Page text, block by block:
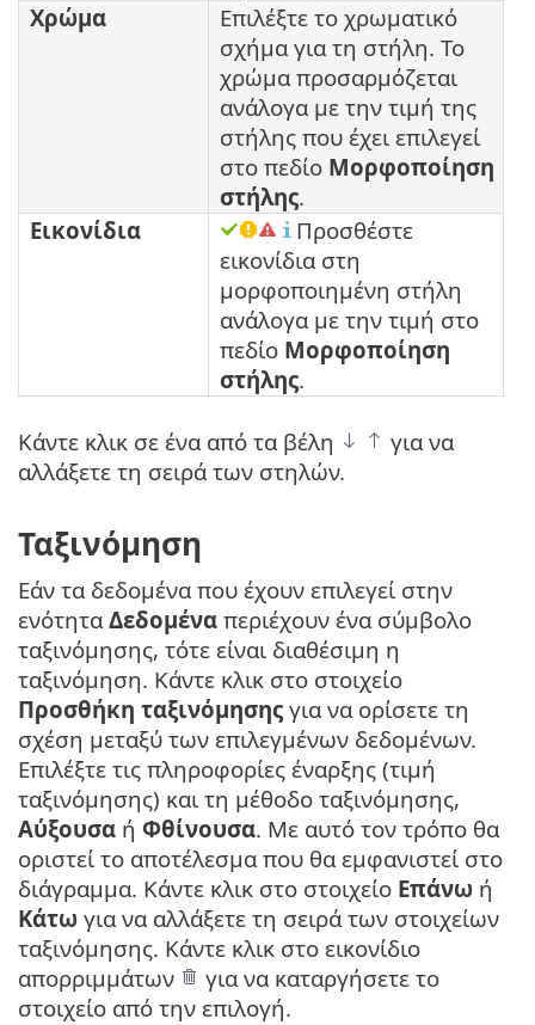
Χρώμα
Επιλέξτε το χρωματικό
σχήμα για τη στήλη. Το
χρώμα προσαρμόζεται
ανάλογα με την τιμή της
στήλης που έχει επιλεγεί
στο πεδίο Μορφοποίηση
στήλης.
Εικονίδια
Προσθέστε
εικονίδια στη
μορφοποιημένη στήλη
ανάλογα με την τιμή στο
πεδίο Μορφοποίηση
στήλης.
Κάντε κλικ σε ένα από τα βέλη
για να
αλλάξετε τη σειρά των στηλών.
Ταξινόμηση
Εάν τα δεδομένα που έχουν επιλεγεί στην
ενότηταΔεδομένα περιέχουν ένα σύμβολο
ταξινόμησης, τότε είναι διαθέσιμη η
ταξινόμηση. Κάντε κλικ στο στοιχείο
Προσθήκη ταξινόμησης για να ορίσετε τη
σχέση μεταξύ των επιλεγμένων δεδομένων.
Επιλέξτε τις πληροφορίες έναρξης (τιμή
ταξινόμησης) και τη μέθοδο ταξινόμησης,
Αύξουσα ή Φθίνουσα. Με αυτό τον τρόπο θα
οριστεί το αποτέλεσμα που θα εμφανιστεί στο
διάγραμμα. Κάντε κλικ στο στοιχείο Επάνω ή
Κάτω για να αλλάξετε τη σειρά των στοιχείων
ταξινόμησης. Κάντε κλικ στο εικονίδιο
απορριμμάτων
για να καταργήσετε το
στοιχείο από την επιλογή.